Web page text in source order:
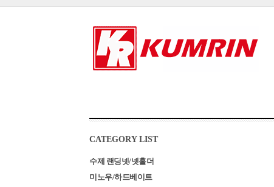
CATEGORY LIST
수제 랜딩넷/넷홀더
미노우/하드베이트